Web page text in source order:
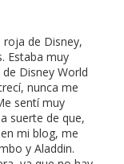
de Disney,
Estaba muy
Disney World
nunca me
sentí muy
suerte de que,
mi blog, me
y Aladdin.